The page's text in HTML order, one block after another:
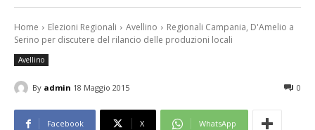
Home Elezioni Regionali Avellino
Regionali Campania, D'Amelio a
Serino per discutere del rilancio delle produzioni locali
Avellino
By admin 18 Maggio 2015 0
Facebook X WhatsApp